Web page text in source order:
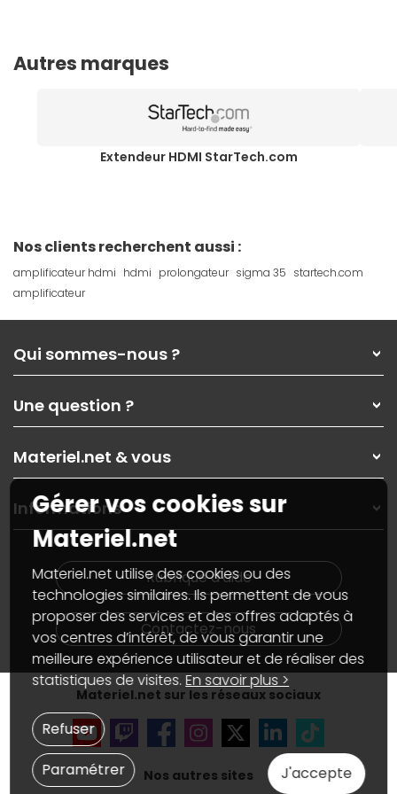
Autres marques
Extendeur HDMI StarTech.com
Nos clients recherchent aussi :
amplificateur hdmi hdmi prolongateur sigma 35 startech.com
amplificateur
Qui sommes-nous ?
Nos services
Les magasins Materiel.net
Nos solutions pour les pros
Contactez-nous
Une question ?
Paiement, livraison
Garanties,Pack Zen
SAV, demander un retour
Informations
Guides d'achats et tutoriels
Materiel.net & vous
On répare votre PC portable
On rachète votre carte graphique
PC sur mesure : Votre RDV personnalisé
Notre démarche écologique
Materiel.net recrute
Notre programme d'affiliation
Partenariat & Sponsoring
Informations
Plan du site
Nos marques
Conditions générales de vente
Marketplace
Informations légales
Données personnellesetcookies
Gérer vos cookies
Accessibilité : non conforme
Rubrique d'aide
Contactez-nous
Materiel.net sur les réseaux sociaux
Nos autres sites
Gérer vos cookies sur
Materiel.net
Materiel.net utilise des cookies ou des
technologies similaires. Ils permettent de vous
proposer des services et des offres adaptés à
vos centres d’intérêt, de vous garantir une
meilleure expérience utilisateur et de réaliser des
statistiques de visites.En savoir plus >
J'accepte
Paramétrer
Refuser